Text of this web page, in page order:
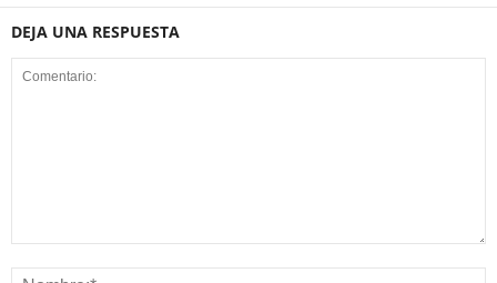
DEJA UNA RESPUESTA